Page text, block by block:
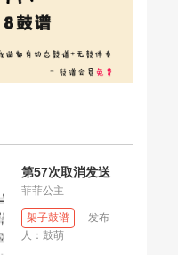
第57次取消发送
菲菲公主
架子鼓谱
发布
人： 鼓萌